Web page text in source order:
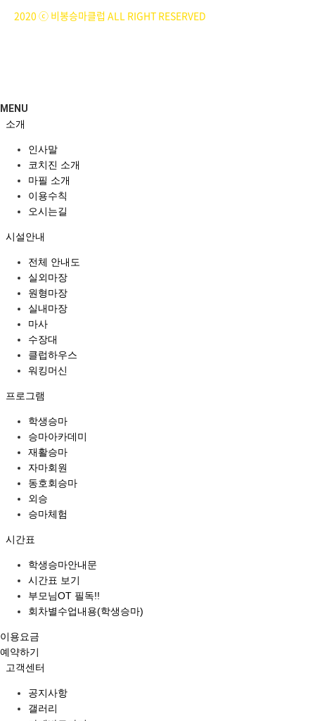
2020 ⓒ 비봉승마클럽 ALL RIGHT RESERVED
MENU
소개
인사말
코치진 소개
마필 소개
이용수칙
오시는길
시설안내
전체 안내도
실외마장
원형마장
실내마장
마사
수장대
클럽하우스
워킹머신
프로그램
학생승마
승마아카데미
재활승마
자마회원
동호회승마
외승
승마체험
시간표
학생승마안내문
시간표 보기
부모님OT 필독!!
회차별수업내용(학생승마)
이용요금
예약하기
고객센터
공지사항
갤러리